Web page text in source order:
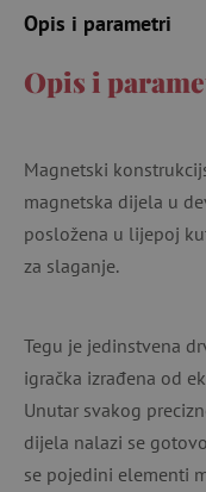
Opis i parametri
Opis i
Magnetski
magnetska dijela u
posložena u lijepoj
za slaganje.
Tegu je jedinstvena
igračka izrađena od
Unutar svakog
dijela nalazi se
se pojedini elementi